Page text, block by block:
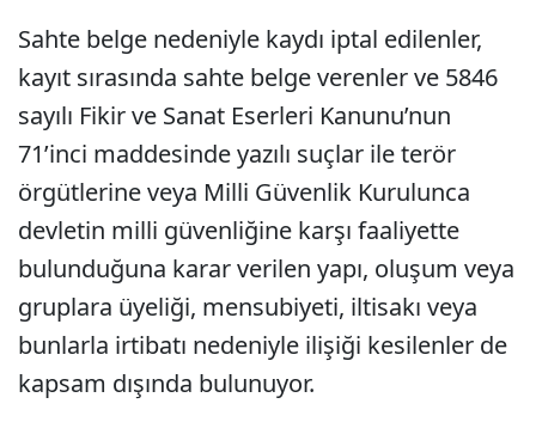
Sahte belge nedeniyle kaydı iptal edilenler,
kayıt sırasında sahte belge verenler ve 5846
sayılı Fikir ve Sanat Eserleri Kanunu’nun
71’inci maddesinde yazılı suçlar ile terör
örgütlerine veya Milli Güvenlik Kurulunca
devletin milli güvenliğine karşı faaliyette
bulunduğuna karar verilen yapı, oluşum veya
gruplara üyeliği, mensubiyeti, iltisakı veya
bunlarla irtibatı nedeniyle ilişiği kesilenler de
kapsam dışında bulunuyor.